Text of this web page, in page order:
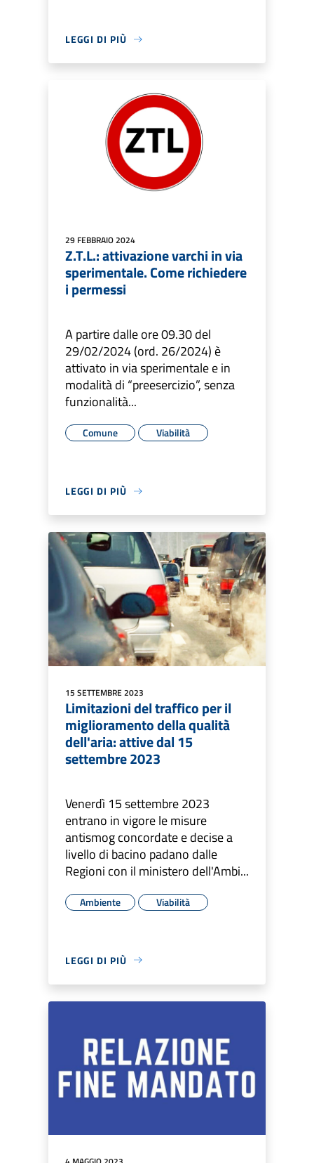
LEGGI DI PIÙ
29 FEBBRAIO 2024
Z.T.L.: attivazione varchi in via
sperimentale. Come richiedere
i permessi
A partire dalle ore 09.30 del
29/02/2024 (ord. 26/2024) è
attivato in via sperimentale e in
modalità di “preesercizio”, senza
funzionalità...
Comune Viabilità
LEGGI DI PIÙ
15 SETTEMBRE 2023
Limitazioni del traffico per il
miglioramento della qualità
dell'aria: attive dal 15
settembre 2023
Venerdì 15 settembre 2023
entrano in vigore le misure
antismog concordate e decise a
livello di bacino padano dalle
Regioni con il ministero dell'Ambi...
Ambiente Viabilità
LEGGI DI PIÙ